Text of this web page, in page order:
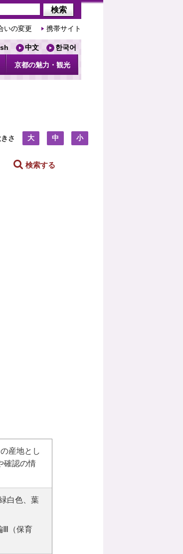
いの変更 携帯サイト
中文 한국어
京都の魅力・観光
さ 大 中 小
検索する
産地とし
確認の情
白色、葉
Ⅲ（保育